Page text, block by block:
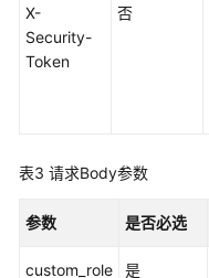
置
权
X-
Security-
Token
否
表3 请求Body参数
参数 是否必选
custom_role 是